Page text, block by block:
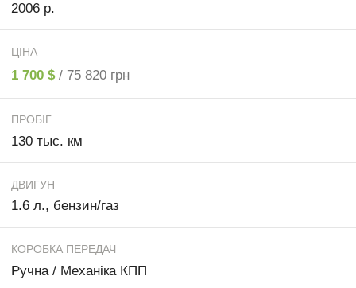
2006 р.
ЦІНА
1 700 $ / 75 820 грн
ПРОБІГ
130 тыс. км
ДВИГУН
1.6 л., бензин/газ
КОРОБКА ПЕРЕДАЧ
Ручна / Механіка КПП